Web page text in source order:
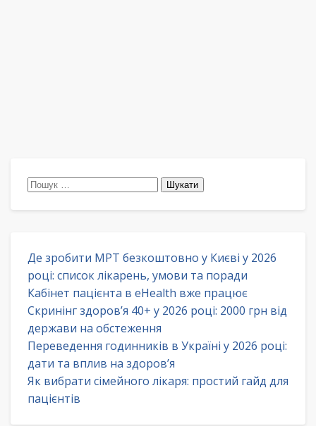
Пошук:
Де зробити МРТ безкоштовно у Києві у 2026
році: список лікарень, умови та поради
Кабінет пацієнта в eHealth вже працює
Скринінг здоров’я 40+ у 2026 році: 2000 грн від
держави на обстеження
Переведення годинників в Україні у 2026 році:
дати та вплив на здоров’я
Як вибрати сімейного лікаря: простий гайд для
пацієнтів